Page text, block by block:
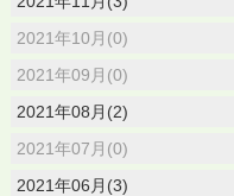
2021年10月(0)
2021年09月(0)
2021年08月(2)
2021年07月(0)
2021年06月(3)